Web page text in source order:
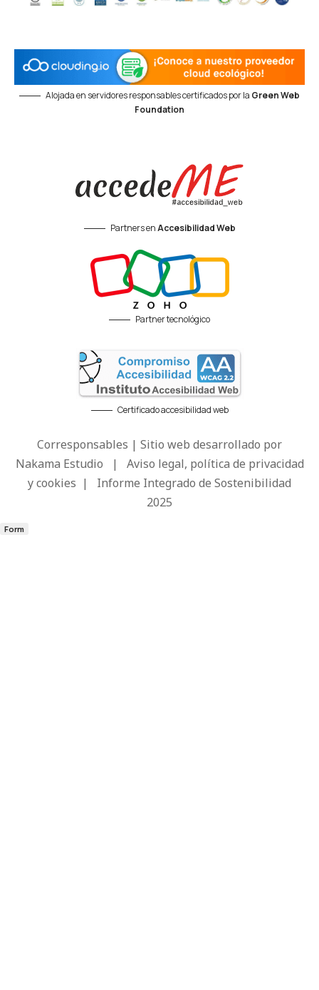
Alojada en servidores responsables certificados por la Green Web
Foundation
Partners enAccesibilidad Web
Partner tecnológico
Certificado accesibilidad web
Corresponsables | Sitio web desarrollado por
Nakama Estudio | Aviso legal, política de privacidad
y cookies | Informe Integrado de Sostenibilidad
2025
Form